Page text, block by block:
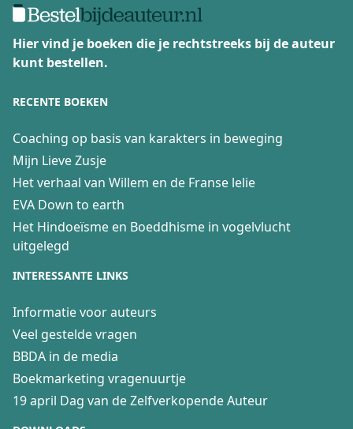
Hier vind je boeken die je rechtstreeks bij de auteur
kunt bestellen.
RECENTE BOEKEN
Coaching op basis van karakters in beweging
Mijn Lieve Zusje
Het verhaal van Willem en de Franse lelie
EVA Down to earth
Het Hindoeïsme en Boeddhisme in vogelvlucht
uitgelegd
INTERESSANTE LINKS
Informatie voor auteurs
Veel gestelde vragen
BBDA in de media
Boekmarketing vragenuurtje
19 april Dag van de Zelfverkopende Auteur